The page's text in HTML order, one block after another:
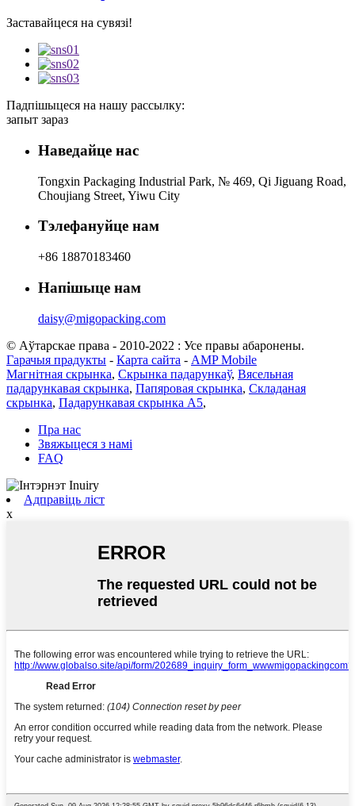
Заставайцеся на сувязі!
Падпішыцеся на нашу рассылку:
запыт зараз
Наведайце нас
Tongxin Packaging Industrial Park, № 469, Qi Jiguang Road,
Choujiang Street, Yiwu City
Тэлефануйце нам
+86 18870183460
Напішыце нам
daisy@migopacking.com
© Аўтарскае права - 2010-2022 : Усе правы абаронены.
Гарачыя прадукты - Карта сайта - AMP Mobile
Магнітная скрынка, Скрынка падарункаў, Вясельная
падарункавая скрынка, Папяровая скрынка, Складаная
скрынка, Падарункавая скрынка А5,
Пра нас
Звяжыцеся з намі
FAQ
Адправіць ліст
x